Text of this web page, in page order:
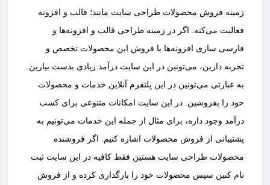
زمینه فروش محصولات طراحی سایت مانند؛ قالب و افزونه
فعالیت می‌کنه. اگر در زمینه طراحی قالب و افزونه‌ها و
فارسی سازی افزونه‌ها یا فروش این محصولات تخصص و
تجربه دارین، می‌تونین در این سایت درآمد زیادی بدست بیارین.
به عبارتی می‌تونین در این پلتفرم آنلاین خدمات و محصولات
خود را بفروشین. در این سایت امکانات متنوعی برای کسب
درآمد وجود داره، برای مثال از جمله این خدمات می‌تونیم به
پشتیبانی از فروش محصولات اشاره کنیم. اگر فروشنده
محصولات طراحی سایت هستین فقط کافیه در این سایت ثبت
نام کنین سپس محصولات خود را بارگذاری کرده و از فروش